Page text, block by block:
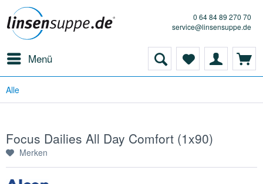
0 64 84 89 270 70
service@linsensuppe.de
Menü
Alle
Focus Dailies All Day Comfort (1x90)
Merken